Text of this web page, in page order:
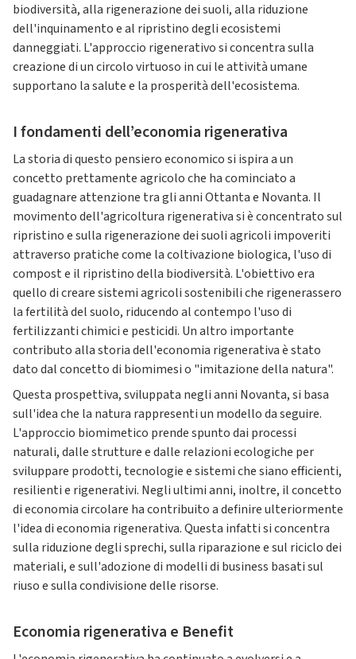
biodiversità, alla rigenerazione dei suoli, alla riduzione
dell'inquinamento e al ripristino degli ecosistemi
danneggiati. L'approccio rigenerativo si concentra sulla
creazione di un circolo virtuoso in cui le attività umane
supportano la salute e la prosperità dell'ecosistema.
I fondamenti dell’economia rigenerativa
La storia di questo pensiero economico si ispira a un
concetto prettamente agricolo che ha cominciato a
guadagnare attenzione tra gli anni Ottanta e Novanta. Il
movimento dell'agricoltura rigenerativa si è concentrato sul
ripristino e sulla rigenerazione dei suoli agricoli impoveriti
attraverso pratiche come la coltivazione biologica, l'uso di
compost e il ripristino della biodiversità. L'obiettivo era
quello di creare sistemi agricoli sostenibili che rigenerassero
la fertilità del suolo, riducendo al contempo l'uso di
fertilizzanti chimici e pesticidi. Un altro importante
contributo alla storia dell'economia rigenerativa è stato
dato dal concetto di biomimesi o "imitazione della natura".
Questa prospettiva, sviluppata negli anni Novanta, si basa
sull'idea che la natura rappresenti un modello da seguire.
L'approccio biomimetico prende spunto dai processi
naturali, dalle strutture e dalle relazioni ecologiche per
sviluppare prodotti, tecnologie e sistemi che siano efficienti,
resilienti e rigenerativi. Negli ultimi anni, inoltre, il concetto
di economia circolare ha contribuito a definire ulteriormente
l'idea di economia rigenerativa. Questa infatti si concentra
sulla riduzione degli sprechi, sulla riparazione e sul riciclo dei
materiali, e sull'adozione di modelli di business basati sul
riuso e sulla condivisione delle risorse.
Economia rigenerativa e Benefit